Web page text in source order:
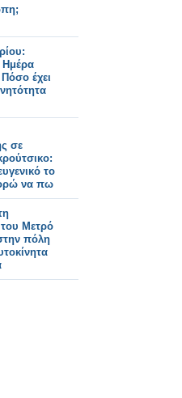
Ημέρα
έχει
σε
το
να πω
του Μετρό
πόλη